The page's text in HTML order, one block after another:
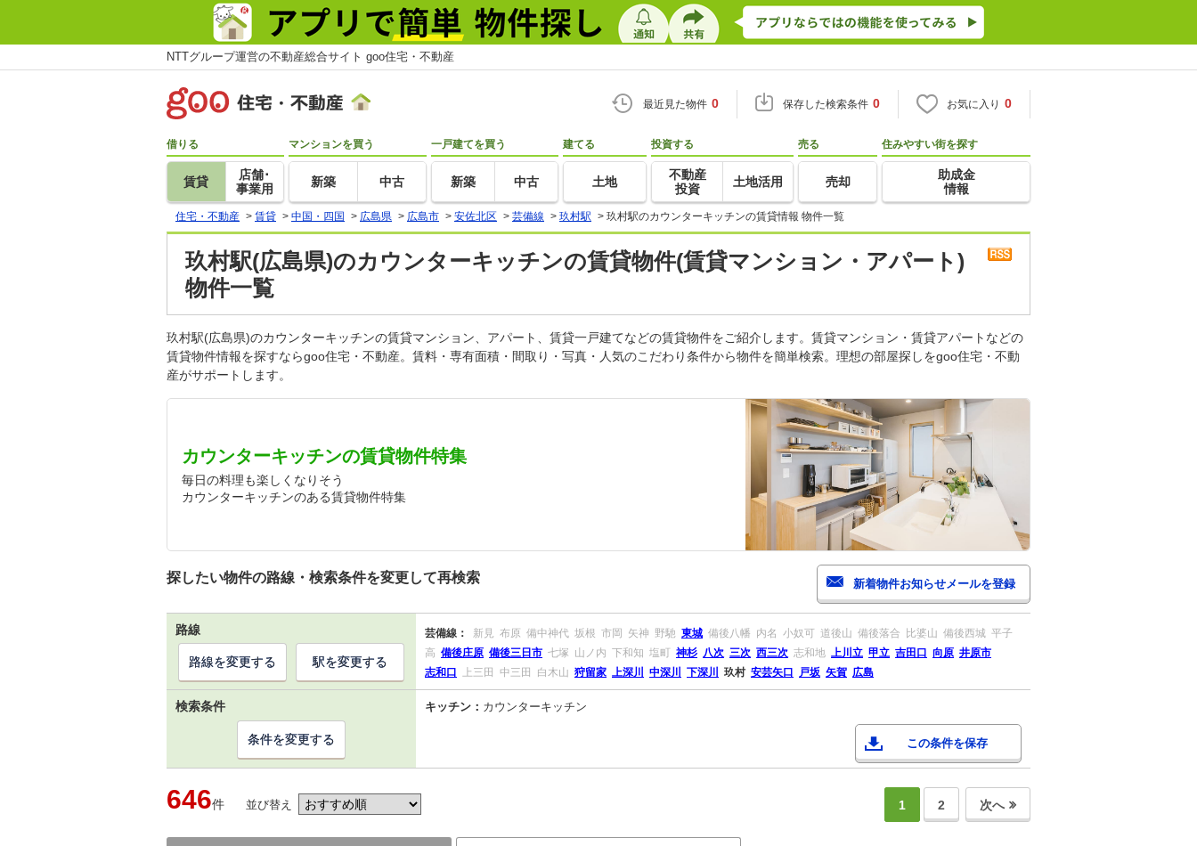
NTTグループ運営の不動産総合サイト goo住宅・不動産
最近見た物件 0 保存した検索条件 0 お気に入り 0
借りる
賃貸
店舗･
事業用
マンションを買う
新築 中古
一戸建てを買う
新築 中古
建てる
土地
投資する
不動産
投資
土地活用
売る
売却
住みやすい街を探す
助成金
情報
住宅・不動産 > 賃貸 > 中国・四国 > 広島県 > 広島市 > 安佐北区 > 芸備線 > 玖村駅 > 玖村駅のカウンターキッチンの賃貸情報 物件一覧
玖村駅(広島県)のカウンターキッチンの賃貸物件(賃貸マンション・アパート)
物件一覧
玖村駅(広島県)のカウンターキッチンの賃貸マンション、アパート、賃貸一戸建てなどの賃貸物件をご紹介します。賃貸マンション・賃貸アパートなどの
賃貸物件情報を探すならgoo住宅・不動産。賃料・専有面積・間取り・写真・人気のこだわり条件から物件を簡単検索。理想の部屋探しをgoo住宅・不動
産がサポートします。
カウンターキッチンの賃貸物件特集
毎日の料理も楽しくなりそう
カウンターキッチンのある賃貸物件特集
探したい物件の路線・検索条件を変更して再検索
路線 芸備線： 新見 布原 備中神代 坂根 市岡 矢神 野馳 東城 備後八幡 内名 小奴可 道後山 備後落合 比婆山 備後西城 平子
高 備後庄原 備後三日市 七塚 山ノ内 下和知 塩町 神杉 八次 三次 西三次 志和地 上川立 甲立 吉田口 向原 井原市
志和口
上三田 中三田 白木山 狩留家 上深川 中深川 下深川 玖村 安芸矢口 戸坂 矢賀 広島
路線を変更する 駅を変更する
検索条件 キッチン： カウンターキッチン
この条件を保存
条件を変更する
646件 並び替え 1 2 次へ